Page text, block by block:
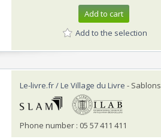
Add to cart
Add to the selection
Le-livre.fr / Le Village du Livre - Sablons
Phone number : 05 57 411 411